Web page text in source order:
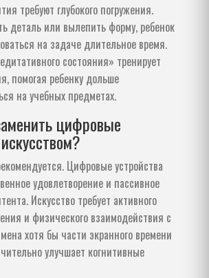
требуют глубокого погружения.
деталь или вылепить форму, ребенок
на задаче длительное время.
состояния» тренирует
помогая ребенку дольше
на учебных предметах.
цифровые
Цифровые устройства
удовлетворение и пассивное
Искусство требует активного
и физического взаимодействия с
хотя бы части экранного времени
улучшает когнитивные